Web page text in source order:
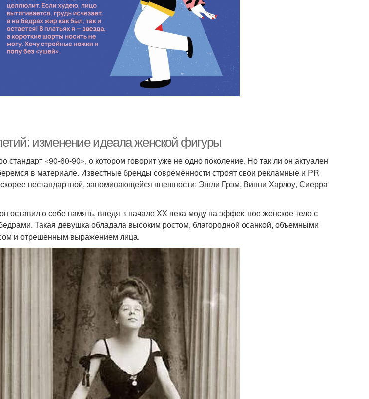
изменение идеала женской фигуры
«90-60-90», о котором говорит уже не одно поколение. Но так ли он актуален
в материале. Известные бренды современности строят свои рекламные и PR
нестандартной, запоминающейся внешности: Эшли Грэм, Винни Харлоу, Сиерра
оставил о себе память, введя в начале XX века моду на эффектное женское тело с
Такая девушка обладала высоким ростом, благородной осанкой, объемными
и отрешенным выражением лица.